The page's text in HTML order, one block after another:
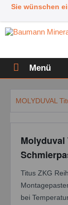
Sie wünschen
Menü
MOLYDUVAL
Molyduval
Titus ZKG
bei